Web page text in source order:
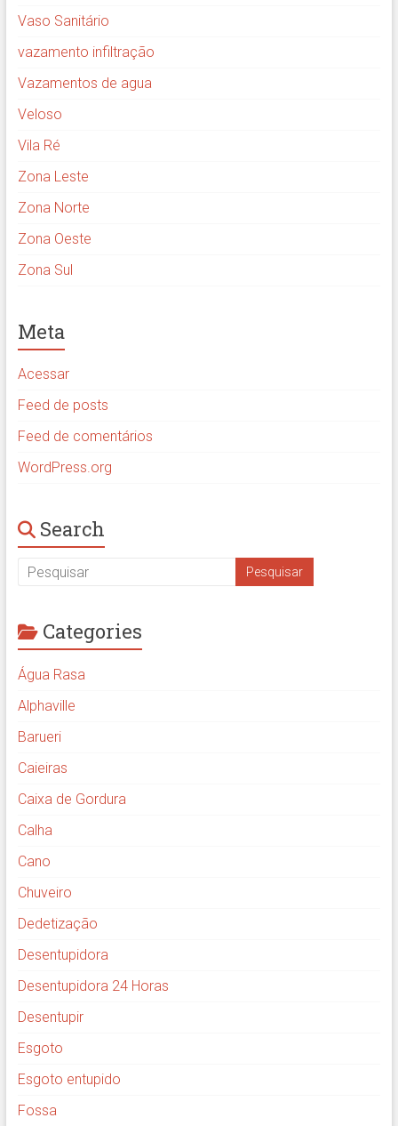
Vaso Sanitário
vazamento infiltração
Vazamentos de agua
Veloso
Vila Ré
Zona Leste
Zona Norte
Zona Oeste
Zona Sul
Meta
Acessar
Feed de posts
Feed de comentários
WordPress.org
Search
Categories
Água Rasa
Alphaville
Barueri
Caieiras
Caixa de Gordura
Calha
Cano
Chuveiro
Dedetização
Desentupidora
Desentupidora 24 Horas
Desentupir
Esgoto
Esgoto entupido
Fossa